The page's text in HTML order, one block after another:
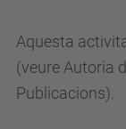
Aquesta
(veure Autoria
Publicacions).